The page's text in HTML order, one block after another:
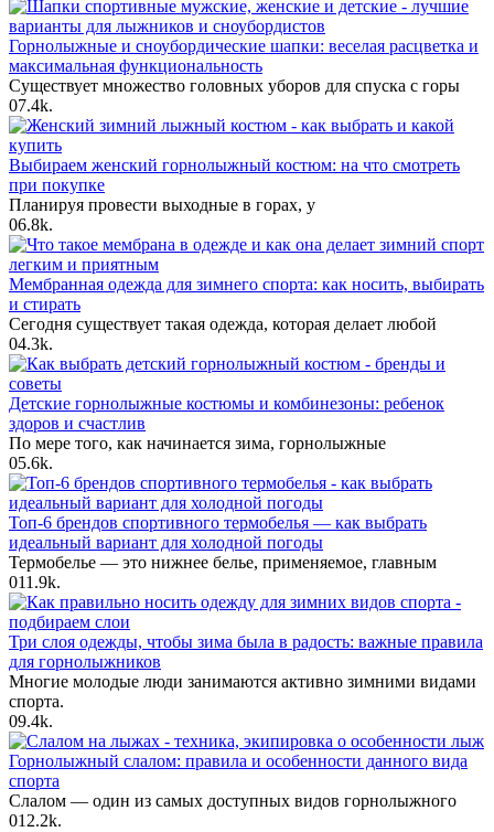
Горнолыжные и сноубордические шапки: веселая расцветка и
максимальная функциональность
Существует множество головных уборов для спуска с горы
07.4k.
Выбираем женский горнолыжный костюм: на что смотреть
при покупке
Планируя провести выходные в горах, у
06.8k.
Мембранная одежда для зимнего спорта: как носить, выбирать
и стирать
Сегодня существует такая одежда, которая делает любой
04.3k.
Детские горнолыжные костюмы и комбинезоны: ребенок
здоров и счастлив
По мере того, как начинается зима, горнолыжные
05.6k.
Топ-6 брендов спортивного термобелья — как выбрать
идеальный вариант для холодной погоды
Термобелье — это нижнее белье, применяемое, главным
011.9k.
Три слоя одежды, чтобы зима была в радость: важные правила
для горнолыжников
Многие молодые люди занимаются активно зимними видами
спорта.
09.4k.
Горнолыжный слалом: правила и особенности данного вида
спорта
Слалом — один из самых доступных видов горнолыжного
012.2k.